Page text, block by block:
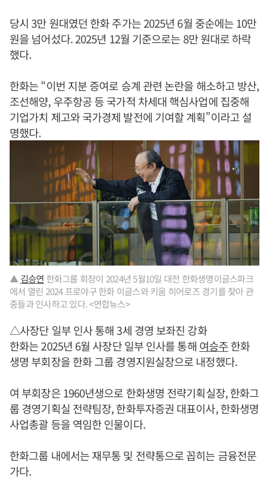
당시 3만 원대였던 한화 주가는 2025년 6월 중순에는 10만
원을 넘어섰다. 2025년 12월 기준으로는 8만 원대로 하락
했다.
한화는 “이번 지분 증여로 승계 관련 논란을 해소하고 방산,
조선해양, 우주항공 등 국가적 차세대 핵심사업에 집중해
기업가치 제고와 국가경제 발전에 기여할 계획”이라고 설
명했다.
▲ 김승연 한화그룹 회장이 2024년 5월10일 대전 한화생명이글스파크
에서 열린 2024 프로야구 한화 이글스와 키움 히어로즈 경기를 찾아 관
중들과 인사하고 있다. <연합뉴스>
△사장단 일부 인사 통해 3세 경영 보좌진 강화
한화는 2025년 6월 사장단 일부 인사를 통해 여승주한화
생명 부회장을 한화 그룹 경영지원실장으로 내정했다.
여 부회장은 1960년생으로 한화생명 전략기획실장, 한화그
룹 경영기획실 전략팀장, 한화투자증권 대표이사, 한화생명
사업총괄 등을 역임한 인물이다.
한화그룹 내에서는 재무통 및 전략통으로 꼽히는 금융전문
가다.